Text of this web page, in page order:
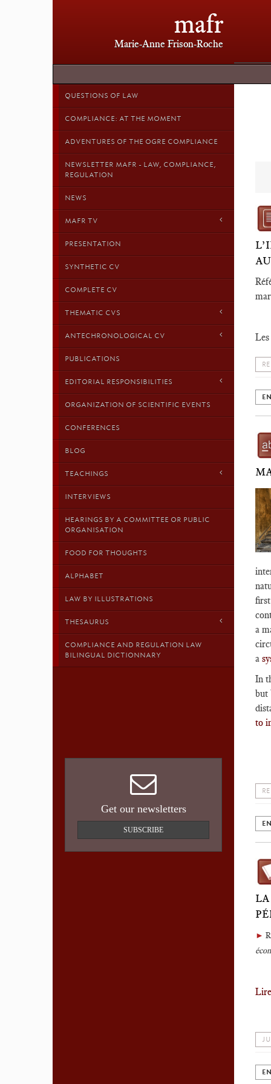
mafr
Marie-Anne Frison-Roche
QUESTIONS OF LAW
COMPLIANCE: AT THE MOMENT
ADVENTURES OF THE OGRE COMPLIANCE
NEWSLETTER MAFR - LAW, COMPLIANCE,
REGULATION
NEWS
MAFR TV
PRESENTATION
SYNTHETIC CV
COMPLETE CV
THEMATIC CVS
ANTECHRONOLOGICAL CV
PUBLICATIONS
EDITORIAL RESPONSIBILITIES
ORGANIZATION OF SCIENTIFIC EVENTS
CONFERENCES
BLOG
TEACHINGS
INTERVIEWS
HEARINGS BY A COMMITTEE OR PUBLIC
ORGANISATION
FOOD FOR THOUGHTS
ALPHABET
LAW BY ILLUSTRATIONS
THESAURUS
COMPLIANCE AND REGULATION LAW
BILINGUAL DICTIONNARY
Get our newsletters
SUBSCRIBE
a
a
In
but
to
►